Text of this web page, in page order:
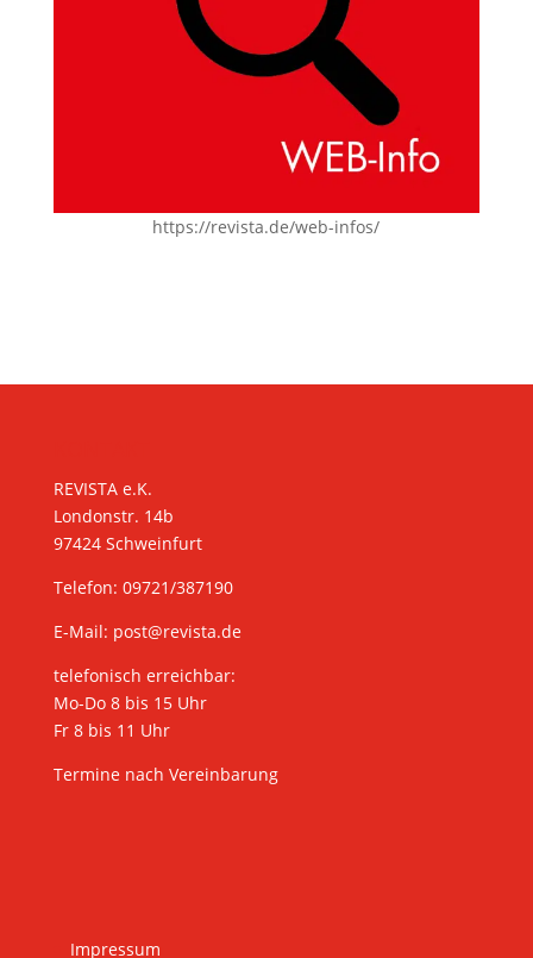
https://revista.de/web-infos/
REVISTA e.K.
Londonstr. 14b
97424 Schweinfurt
Telefon: 09721/387190
E-Mail: post@revista.de
telefonisch erreichbar:
Mo-Do 8 bis 15 Uhr
Fr 8 bis 11 Uhr
Termine nach Vereinbarung
Impressum